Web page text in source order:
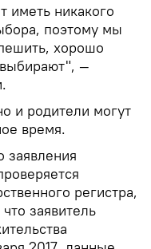
иметь никакого
поэтому мы
хорошо
—
и родители могут
время.
заявления
регистра,
заявитель